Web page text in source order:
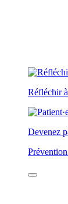
Réfléchir
Devenez